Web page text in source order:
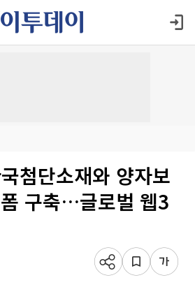
첨단소재와 양자보
구축…글로벌 웹3